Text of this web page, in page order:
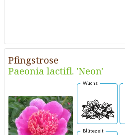
Pfingstrose
Paeonia lactifl. 'Neon'
Wuchs
Blütezeit